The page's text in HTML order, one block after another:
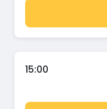
15:00